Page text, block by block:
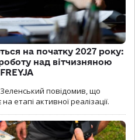
на початку 2027 року:
над вітчизняною
повідомив, що
етапі активної реалізації.